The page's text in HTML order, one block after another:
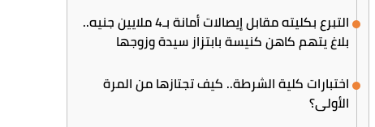
التبرع بكليته مقابل إيصالات أمانة بـ4 ملايين جنيه..
بلاغ يتهم كاهن كنيسة بابتزاز سيدة وزوجها
اختبارات كلية الشرطة.. كيف تجتازها من المرة
الأولى؟